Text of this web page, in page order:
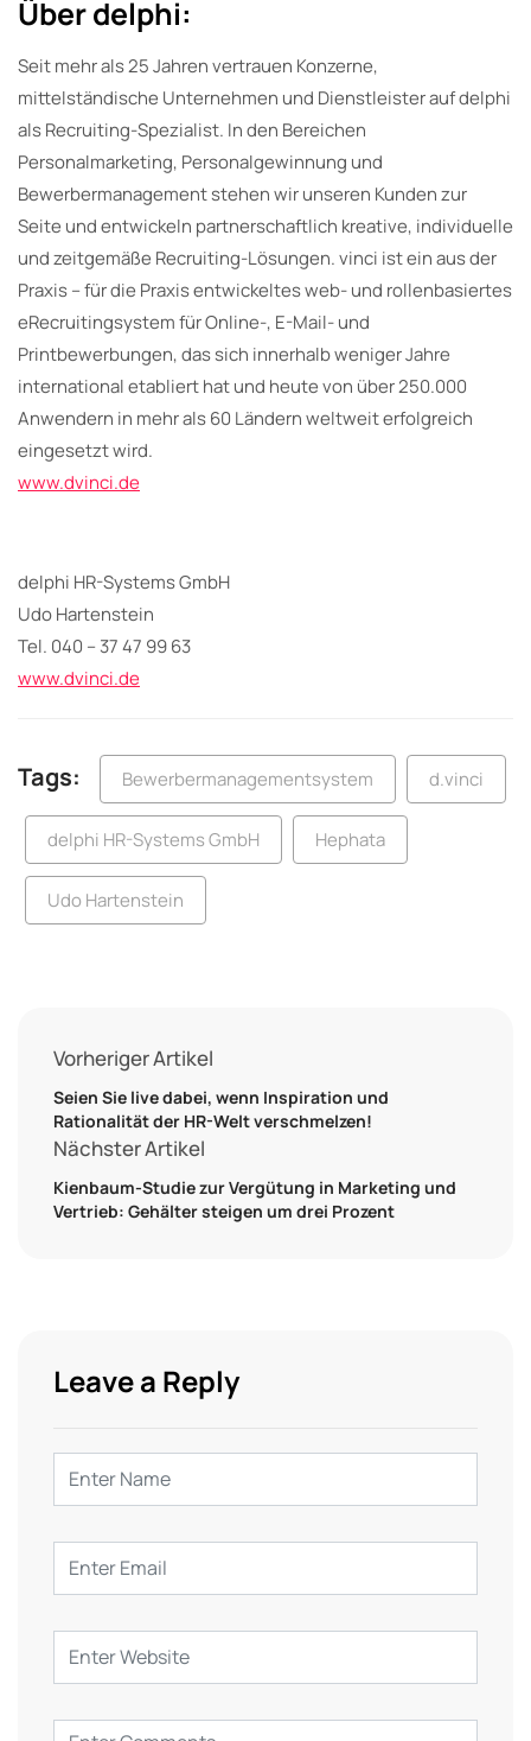
Über delphi:
Seit mehr als 25 Jahren vertrauen Konzerne,
mittelständische Unternehmen und Dienstleister auf delphi
als Recruiting-Spezialist. In den Bereichen
Personalmarketing, Personalgewinnung und
Bewerbermanagement stehen wir unseren Kunden zur
Seite und entwickeln partnerschaftlich kreative, individuelle
und zeitgemäße Recruiting-Lösungen. vinci ist ein aus der
Praxis – für die Praxis entwickeltes web- und rollenbasiertes
eRecruitingsystem für Online-, E-Mail- und
Printbewerbungen, das sich innerhalb weniger Jahre
international etabliert hat und heute von über 250.000
Anwendern in mehr als 60 Ländern weltweit erfolgreich
eingesetzt wird.
www.dvinci.de
delphi HR-Systems GmbH
Udo Hartenstein
Tel. 040 – 37 47 99 63
www.dvinci.de
Tags: Bewerbermanagementsystem d.vinci
delphi HR-Systems GmbH Hephata
Udo Hartenstein
Vorheriger Artikel
Seien Sie live dabei, wenn Inspiration und
Rationalität der HR-Welt verschmelzen!
Nächster Artikel
Kienbaum-Studie zur Vergütung in Marketing und
Vertrieb: Gehälter steigen um drei Prozent
Leave a Reply